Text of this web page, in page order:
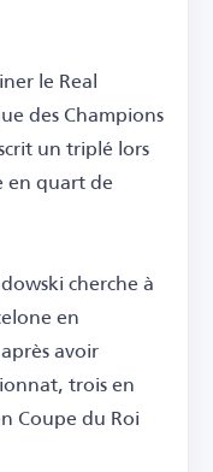
le Real
des Champions
un triplé lors
en quart de
cherche à
en
avoir
trois en
Coupe du Roi